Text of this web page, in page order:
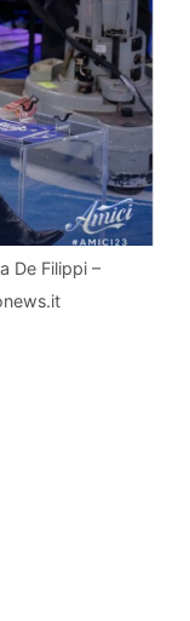
De Filippi –